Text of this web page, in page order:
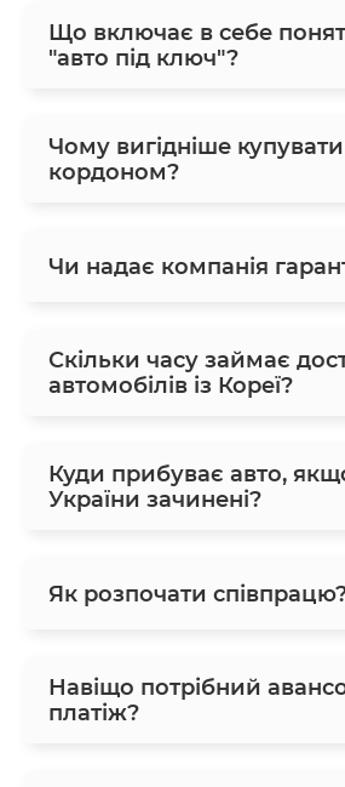
Що включає в себе
"авто під ключ"?
Чому вигідніше
кордоном?
Чи надає компанія
Скільки часу займає
автомобілів із Кореї?
Куди прибуває авто,
України зачинені?
Як розпочати
Навіщо потрібний
платіж?